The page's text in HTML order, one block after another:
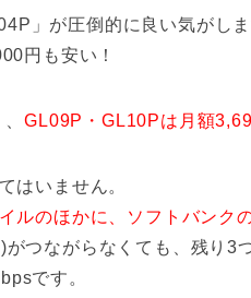
」が圧倒的に良い気がし
円も安い！
、GL09P・GL10Pは月額
はいません。
ルのほかに、ソフトバンク
つながらなくても、残り3
です。